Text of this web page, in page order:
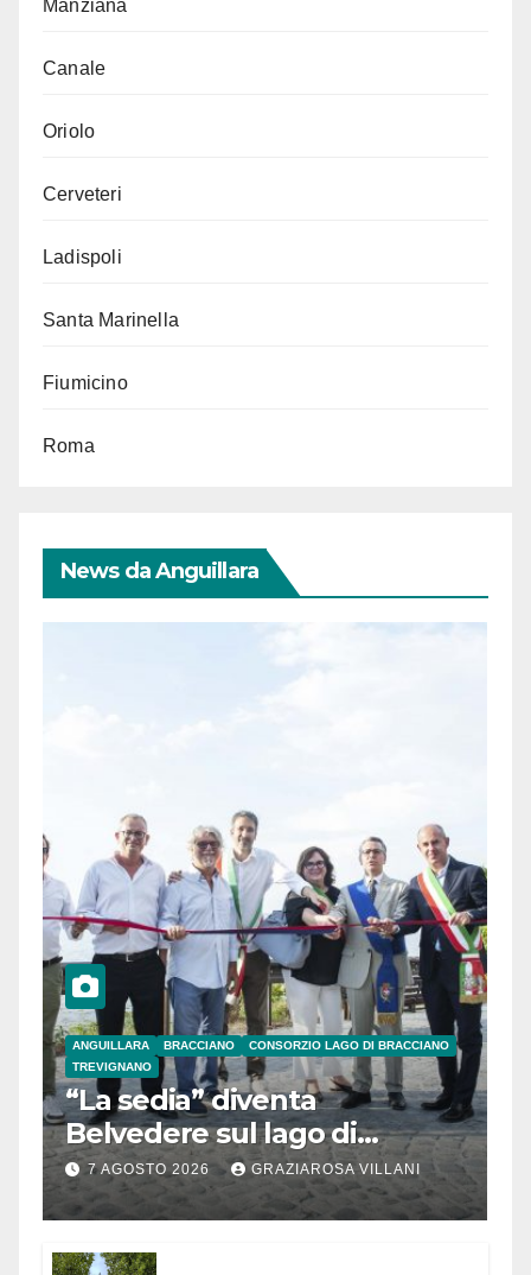
Manziana
Canale
Oriolo
Cerveteri
Ladispoli
Santa Marinella
Fiumicino
Roma
News da Anguillara
ANGUILLARA BRACCIANO
CONSORZIO LAGO DI BRACCIANO
TREVIGNANO
“La sedia” diventa
Belvedere sul lago di
Bracciano: ieri
l’inaugurazione
7 AGOSTO 2026 GRAZIAROSA VILLANI